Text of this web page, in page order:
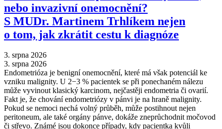
nebo invazivní onemocnění?
S MUDr. Martinem Trhlíkem nejen
o tom, jak zkrátit cestu k diagnóze
3. srpna 2026
3. srpna 2026
Endometrióza je benigní onemocnění, které má však potenciál ke
vzniku malignity. U 2−3 % pacientek se při ponechaném nálezu
může vyvinout klasický karcinom, nejčastěji endometria či ovarií.
Fakt je, že chování endometriózy v pánvi je na hraně malignity.
Pokud se nemoci nechá volný průběh, může postihnout nejen
peritoneum, ale také orgány pánve, dokáže zneprůchodnit močovod
či střevo. Známé jsou dokonce případy, kdy pacientka kvůli